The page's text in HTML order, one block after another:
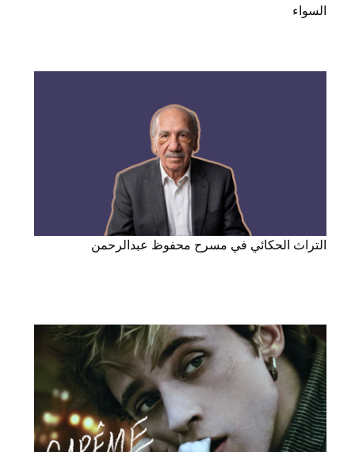
السواء
التراث الحكائي في مسرح محفوظ عبدالرحمن